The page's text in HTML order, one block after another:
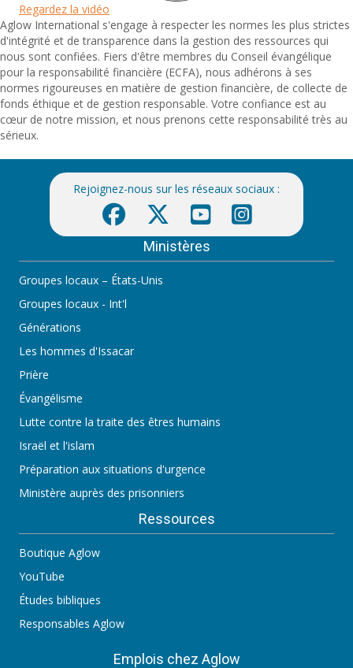
Regardez la vidéo
Aglow International s'engage à respecter les normes les plus strictes
d'intégrité et de transparence dans la gestion des ressources qui
nous sont confiées. Fiers d'être membres du Conseil évangélique
pour la responsabilité financière (ECFA), nous adhérons à ses
normes rigoureuses en matière de gestion financière, de collecte de
fonds éthique et de gestion responsable. Votre confiance est au
cœur de notre mission, et nous prenons cette responsabilité très au
sérieux.
Rejoignez-nous sur les réseaux sociaux :
Ministères
Groupes locaux – États-Unis
Groupes locaux - Int'l
Générations
Les hommes d'Issacar
Prière
Évangélisme
Lutte contre la traite des êtres humains
Israël et l'islam
Préparation aux situations d'urgence
Ministère auprès des prisonniers
Ressources
Boutique Aglow
YouTube
Études bibliques
Responsables Aglow
Emplois chez Aglow